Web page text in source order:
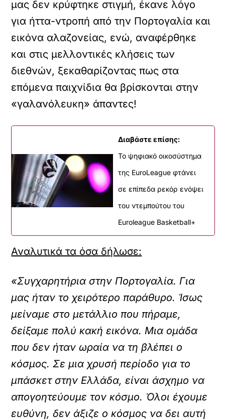
μας δεν κρύφτηκε στιγμή, έκανε λόγο
για ήττα-ντροπή από την Πορτογαλία και
εικόνα αλαζονείας, ενώ, αναφέρθηκε
και στις μελλοντικές κλήσεις των
διεθνών, ξεκαθαρίζοντας πως στα
επόμενα παιχνίδια θα βρίσκονται στην
«γαλανόλευκη» άπαντες!
Διαβάστε επίσης:
Το ψηφιακό οικοσύστημα
της EuroLeague φτάνει
σε επίπεδα ρεκόρ ενόψει
του ντεμπούτου του
Euroleague Basketball+
Αναλυτικά τα όσα δήλωσε:
«Συγχαρητήρια στην Πορτογαλία. Για
μας ήταν το χειρότερο παράθυρο. Ίσως
μείναμε στο μετάλλιο που πήραμε,
δείξαμε πολύ κακή εικόνα. Μια ομάδα
που δεν ήταν ωραία να τη βλέπει ο
κόσμος. Σε μια χρυσή περίοδο για το
μπάσκετ στην Ελλάδα, είναι άσχημο να
απογοητεύουμε τον κόσμο. Όλοι έχουμε
ευθύνη, δεν άξιζε ο κόσμος να δει αυτή